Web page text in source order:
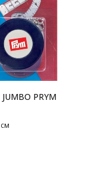
PRYM